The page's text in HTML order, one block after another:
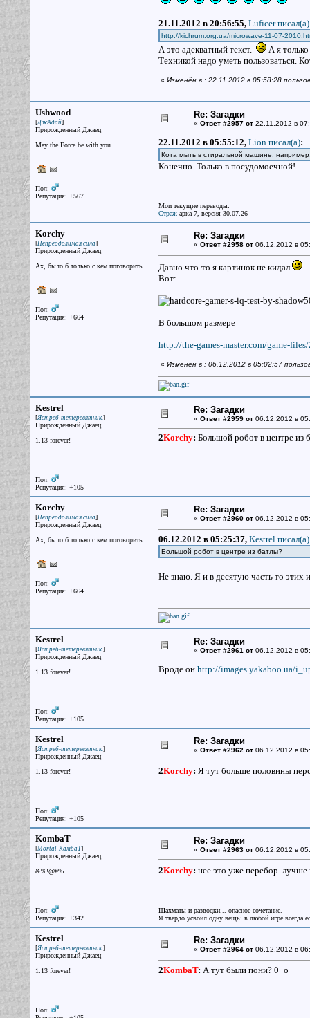
21.11.2012 в 20:56:55, Luficer писал(a)
http://kichrum.org.ua/microwave-11-07-
А это адекватный текст.
А я
Техникой надо уметь пользоваться.
« Изменён в : 22.11.2012 в 05:58:28
Ushwood
[ДжАдай]
Прирожденный Джаец
May the Force be with you
Пол:
Репутация: +567
Re: Загадки
« Ответ #2957 от22.11.2012 в
22.11.2012 в 05:55:12, Lion писал(a):
Кота мыть в стиральной машине,
Конечно. Только в посудомоечной!
Мои текущие переводы:
Стражарка 7, версия 30.07.26
Korchy
[Непреодолимая сила]
Прирожденный Джаец
Ах, было б только с кем поговорить ...
Пол:
Репутация: +664
Re: Загадки
« Ответ #2958 от06.12.2012 в
Давно что-то я картинок не кидал
Вот:
В большом размере
http://the-games-master.com/game-
« Изменён в : 06.12.2012 в 05:02:57
Kestrel
[Ястреб-тетеревятник.]
Прирожденный Джаец
1.13 forever!
Пол:
Репутация: +105
Re: Загадки
« Ответ #2959 от06.12.2012 в
2Korchy: Большой робот в центре из
Korchy
[Непреодолимая сила]
Прирожденный Джаец
Ах, было б только с кем поговорить ...
Пол:
Репутация: +664
Re: Загадки
« Ответ #2960 от06.12.2012 в
06.12.2012 в 05:25:37, Kestrel писал(a)
Большой робот в центре из батлы?
Не знаю. Я и в десятую часть то этих
Kestrel
[Ястреб-тетеревятник.]
Прирожденный Джаец
1.13 forever!
Пол:
Репутация: +105
Re: Загадки
« Ответ #2961 от06.12.2012 в
Вроде он http://images.yakaboo.ua/
Kestrel
[Ястреб-тетеревятник.]
Прирожденный Джаец
1.13 forever!
Пол:
Репутация: +105
Re: Загадки
« Ответ #2962 от06.12.2012 в
2Korchy: Я тут больше половины
KombaT
[Mortal-КамбаТ]
Прирожденный Джаец
&%!@#%
Пол:
Репутация: +342
Re: Загадки
« Ответ #2963 от06.12.2012 в
2Korchy: нее это уже перебор.
Шахматы и разводки... опасное сочетание.
Я твердо усвоил одну вещь: в любой игре всегда
Kestrel
[Ястреб-тетеревятник.]
Прирожденный Джаец
1.13 forever!
Пол:
Re: Загадки
« Ответ #2964 от06.12.2012 в
2KombaT: А тут были пони? 0_о